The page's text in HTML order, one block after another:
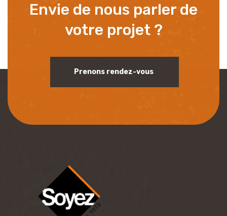
Envie de nous parler de
votre projet ?
Prenons rendez-vous